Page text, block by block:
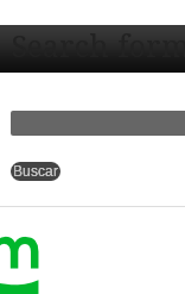
Search form